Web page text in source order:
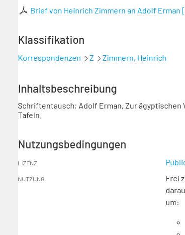
Brief von Heinrich Zimmern an Adolf Erman [
Klassifikation
Korrespondenzen Z Zimmern, Heinrich
Inhaltsbeschreibung
Schriftentausch; Adolf Erman, Zur
Tafeln.
Nutzungsbedingungen
LIZENZ
NUTZUNG
Frei
um: